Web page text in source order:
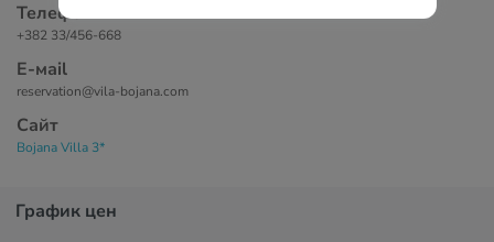
Телефоны
+382 33/456-668
Е-маil
reservation@vila-bojana.com
Сайт
Bojana Villa 3*
График цен